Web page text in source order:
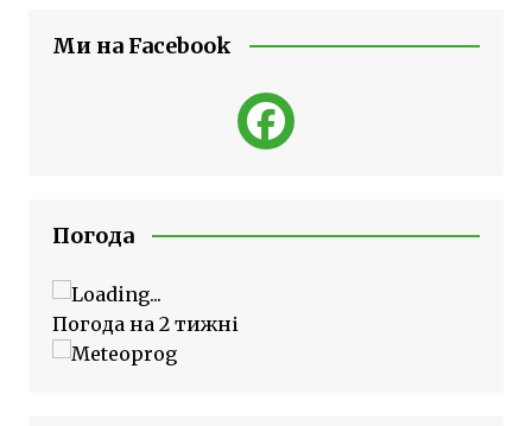
Ми на Facebook
Погода
Погода на 2 тижні